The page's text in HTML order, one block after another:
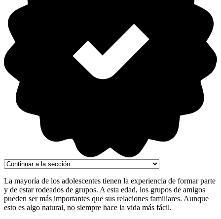
La mayoría de los adolescentes tienen la experiencia de formar parte
y de estar rodeados de grupos. A esta edad, los grupos de amigos
pueden ser más importantes que sus relaciones familiares. Aunque
esto es algo natural, no siempre hace la vida más fácil.